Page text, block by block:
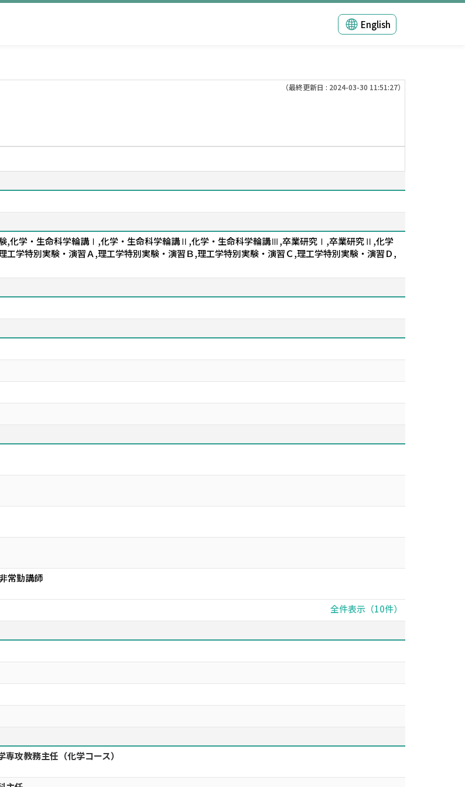
English
（最終更新日 : 2024-03-30 11:51:27）
,化学・生命科学輪講Ⅰ,化学・生命科学輪講Ⅱ,化学・生命科学輪講Ⅲ,卒業研究Ⅰ,卒業研究Ⅱ,化学
学特別実験・演習Ａ,理工学特別実験・演習Ｂ,理工学特別実験・演習Ｃ,理工学特別実験・演習Ｄ,
常勤講師
全件表示（10件）
攻教務主任（化学コース）